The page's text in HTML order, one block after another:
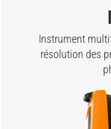
Instrument
résolution des